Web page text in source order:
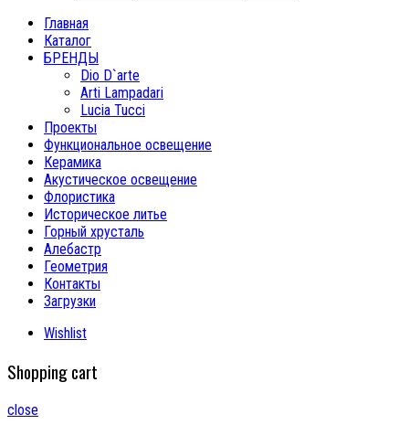
Главная
Каталог
БРЕНДЫ
Dio D`arte
Arti Lampadari
Lucia Tucci
Проекты
Функциональное освещение
Керамика
Акустическое освещение
Флористика
Историческое литье
Горный хрусталь
Алебастр
Геометрия
Контакты
Загрузки
Wishlist
Shopping cart
close